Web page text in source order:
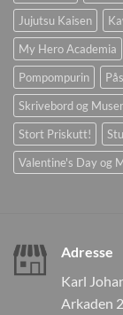
Jujutsu Kaisen
My Hero Academia
Pompompurin
Skrivebord og
Stort Priskutt!
Valentine's Day og
Adresse
Karl
Arkaden